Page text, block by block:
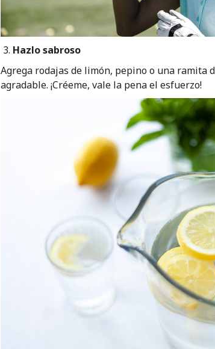
Hazlo sabroso
Agrega rodajas de limón, pepino o una ramita
agradable. ¡Créeme, vale la pena el esfuerzo!